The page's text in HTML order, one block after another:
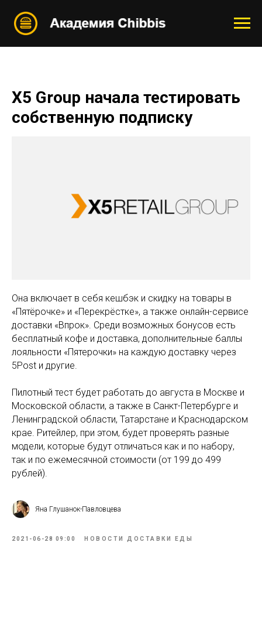
X5 Group начала тестировать
собственную подписку
Она включает в себя кешбэк и скидку на товары в
«Пятёрочке» и «Перекрёстке», а также онлайн-сервисе
доставки «Впрок». Среди возможных бонусов есть
бесплатный кофе и доставка, дополнительные баллы
лояльности «Пятерочки» на каждую доставку через
5Post и другие.
Пилотный тест будет работать до августа в Москве и
Московской области, а также в Санкт-Петербурге и
Ленинградской области, Татарстане и Краснодарском
крае. Ритейлер, при этом, будет проверять разные
модели, которые будут отличаться как и по набору,
так и по ежемесячной стоимости (от 199 до 499
рублей).
Яна Глушанок-Павловцева
2021-06-28 09:00 НОВОСТИ ДОСТАВКИ ЕДЫ